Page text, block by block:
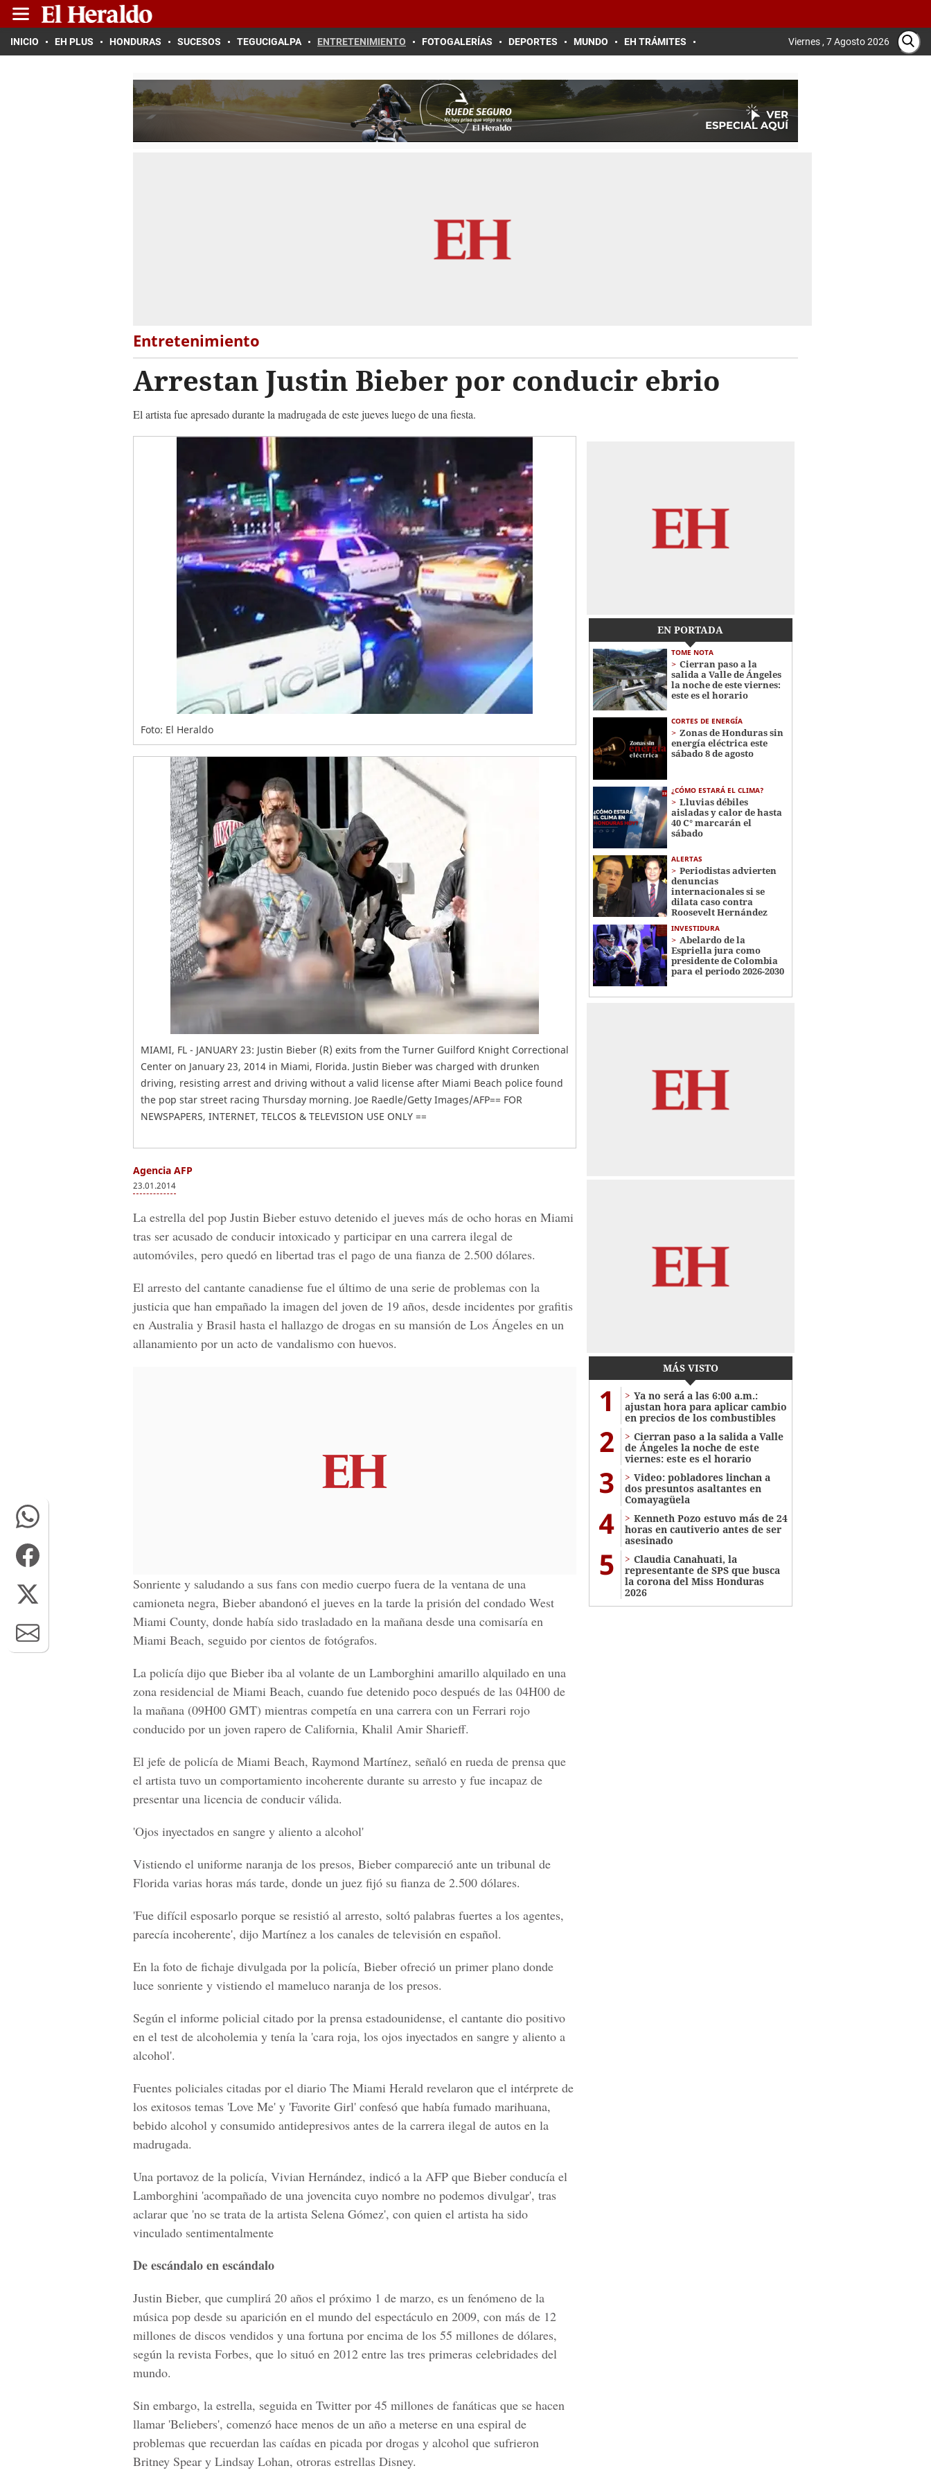
INICIO EH PLUS HONDURAS SUCESOS TEGUCIGALPA ENTRETENIMIENTO FOTOGALERÍAS DEPORTES MUNDO EH TRÁMITES Viernes , 7 Agosto 2026
Entretenimiento
Arrestan Justin Bieber por conducir ebrio
El artista fue apresado durante la madrugada de este jueves luego de una fiesta.
Foto: El Heraldo
MIAMI, FL - JANUARY 23: Justin Bieber (R) exits from the Turner Guilford Knight Correctional
Center on January 23, 2014 in Miami, Florida. Justin Bieber was charged with drunken
driving, resisting arrest and driving without a valid license after Miami Beach police found
the pop star street racing Thursday morning. Joe Raedle/Getty Images/AFP== FOR
NEWSPAPERS, INTERNET, TELCOS & TELEVISION USE ONLY ==
Agencia AFP
23.01.2014
La estrella del pop Justin Bieber estuvo detenido el jueves más de ocho horas en Miami
tras ser acusado de conducir intoxicado y participar en una carrera ilegal de
automóviles, pero quedó en libertad tras el pago de una fianza de 2.500 dólares.
El arresto del cantante canadiense fue el último de una serie de problemas con la
justicia que han empañado la imagen del joven de 19 años, desde incidentes por grafitis
en Australia y Brasil hasta el hallazgo de drogas en su mansión de Los Ángeles en un
allanamiento por un acto de vandalismo con huevos.
Sonriente y saludando a sus fans con medio cuerpo fuera de la ventana de una
camioneta negra, Bieber abandonó el jueves en la tarde la prisión del condado West
Miami County, donde había sido trasladado en la mañana desde una comisaría en
Miami Beach, seguido por cientos de fotógrafos.
La policía dijo que Bieber iba al volante de un Lamborghini amarillo alquilado en una
zona residencial de Miami Beach, cuando fue detenido poco después de las 04H00 de
la mañana (09H00 GMT) mientras competía en una carrera con un Ferrari rojo
conducido por un joven rapero de California, Khalil Amir Sharieff.
El jefe de policía de Miami Beach, Raymond Martínez, señaló en rueda de prensa que
el artista tuvo un comportamiento incoherente durante su arresto y fue incapaz de
presentar una licencia de conducir válida.
'Ojos inyectados en sangre y aliento a alcohol'
Vistiendo el uniforme naranja de los presos, Bieber compareció ante un tribunal de
Florida varias horas más tarde, donde un juez fijó su fianza de 2.500 dólares.
'Fue difícil esposarlo porque se resistió al arresto, soltó palabras fuertes a los agentes,
parecía incoherente', dijo Martínez a los canales de televisión en español.
En la foto de fichaje divulgada por la policía, Bieber ofreció un primer plano donde
luce sonriente y vistiendo el mameluco naranja de los presos.
Según el informe policial citado por la prensa estadounidense, el cantante dio positivo
en el test de alcoholemia y tenía la 'cara roja, los ojos inyectados en sangre y aliento a
alcohol'.
Fuentes policiales citadas por el diario The Miami Herald revelaron que el intérprete de
los exitosos temas 'Love Me' y 'Favorite Girl' confesó que había fumado marihuana,
bebido alcohol y consumido antidepresivos antes de la carrera ilegal de autos en la
madrugada.
Una portavoz de la policía, Vivian Hernández, indicó a la AFP que Bieber conducía el
Lamborghini 'acompañado de una jovencita cuyo nombre no podemos divulgar', tras
aclarar que 'no se trata de la artista Selena Gómez', con quien el artista ha sido
vinculado sentimentalmente
De escándalo en escándalo
Justin Bieber, que cumplirá 20 años el próximo 1 de marzo, es un fenómeno de la
música pop desde su aparición en el mundo del espectáculo en 2009, con más de 12
millones de discos vendidos y una fortuna por encima de los 55 millones de dólares,
según la revista Forbes, que lo situó en 2012 entre las tres primeras celebridades del
mundo.
Sin embargo, la estrella, seguida en Twitter por 45 millones de fanáticas que se hacen
llamar 'Beliebers', comenzó hace menos de un año a meterse en una espiral de
problemas que recuerdan las caídas en picada por drogas y alcohol que sufrieron
Britney Spear y Lindsay Lohan, otroras estrellas Disney.
EN PORTADA
TOME NOTA
Cierran paso a la
salida a Valle de Ángeles
la noche de este viernes:
este es el horario
CORTES DE ENERGÍA
Zonas de Honduras sin
energía eléctrica este
sábado 8 de agosto
¿CÓMO ESTARÁ EL CLIMA?
Lluvias débiles
aisladas y calor de hasta
40 C° marcarán el
sábado
ALERTAS
Periodistas advierten
denuncias
internacionales si se
dilata caso contra
Roosevelt Hernández
INVESTIDURA
Abelardo de la
Espriella jura como
presidente de Colombia
para el periodo 2026-2030
MÁS VISTO
1
Ya no será a las 6:00 a.m.:
ajustan hora para aplicar cambio
en precios de los combustibles
2
Cierran paso a la salida a Valle
de Ángeles la noche de este
viernes: este es el horario
3
Video: pobladores linchan a
dos presuntos asaltantes en
Comayagüela
4
Kenneth Pozo estuvo más de 24
horas en cautiverio antes de ser
asesinado
5
Claudia Canahuati, la
representante de SPS que busca
la corona del Miss Honduras
2026